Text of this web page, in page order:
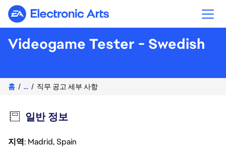
Electronic Arts
Videogame Tester - Swedish
홈 ... 직무 공고 세부 사항
일반 정보
지역: Madrid, Spain